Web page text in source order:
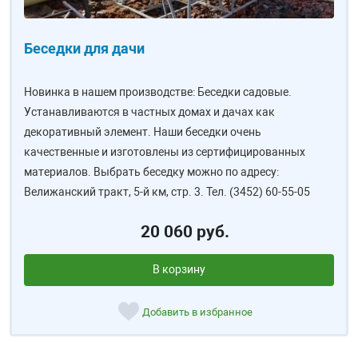
Беседки для дачи
Новинка в нашем производстве: Беседки садовые.
Устанавливаются в частных домах и дачах как
декоративный элемент. Наши беседки очень
качественные и изготовлены из сертифицированных
материалов. Выбрать беседку можно по адресу:
Велижанский тракт, 5-й км, стр. 3. Тел. (3452) 60-55-05
20 060 руб.
В корзину
Добавить в избранное